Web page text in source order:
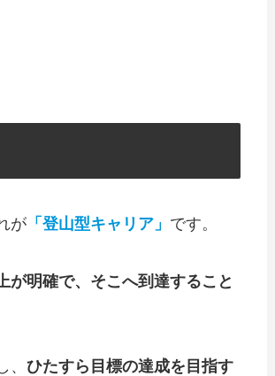
が 「登山型キャリア」 です。
が明確で、そこへ到達すること
ひたすら目標の達成を目指す